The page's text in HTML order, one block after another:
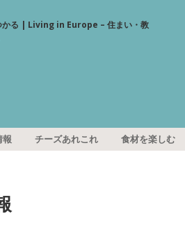
報 チーズあれこれ 食材を楽しむ